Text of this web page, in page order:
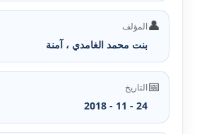
👤المؤلف
بنت محمد الغامدي ، آمنة
📅التاريخ
24 - 11 - 2018